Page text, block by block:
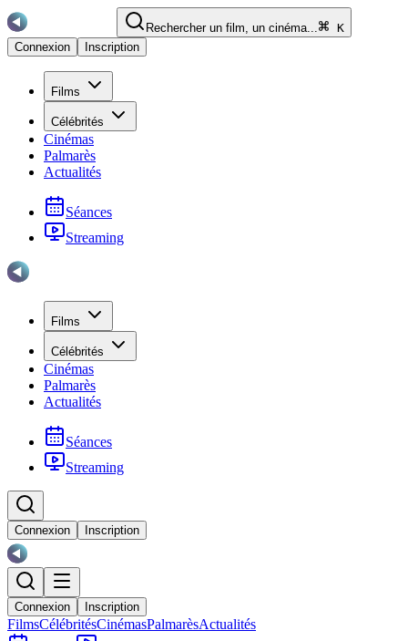
Rechercher un film, un cinéma...
K
Connexion
Inscription
Films
Célébrités
Cinémas
Palmarès
Actualités
Séances
Streaming
Films
Célébrités
Cinémas
Palmarès
Actualités
Séances
Streaming
Connexion Inscription
Connexion Inscription
FilmsCélébritésCinémasPalmarèsActualités